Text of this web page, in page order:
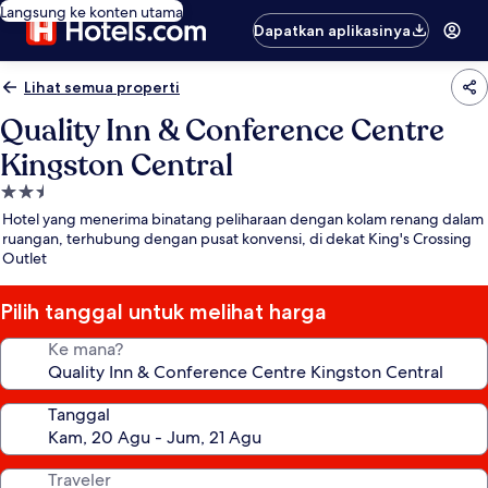
Langsung ke konten utama
Dapatkan aplikasinya
Lihat semua properti
Quality Inn & Conference Centre
Kingston Central
Properti
bintang
2.5
Hotel yang menerima binatang peliharaan dengan kolam renang dalam
ruangan, terhubung dengan pusat konvensi, di dekat King's Crossing
Outlet
Pilih tanggal untuk melihat harga
Ke mana?
Tanggal
Traveler